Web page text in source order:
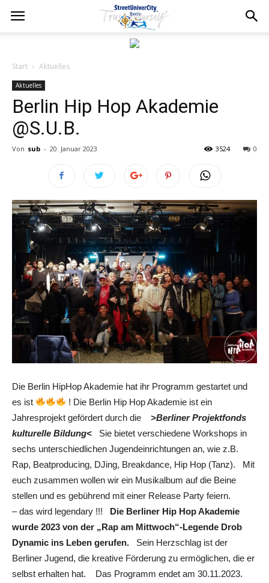
Start Aktuelles
Aktuelles
Berlin Hip Hop Akademie
@S.U.B.
Von sub - 20. Januar 2023 0
3524
Die Berlin HipHop Akademie hat ihr Programm gestartet und
es ist
! Die Berlin Hip Hop Akademie ist ein
Jahresprojekt gefördert durch die >Berliner Projektfonds
kulturelle Bildung< Sie bietet verschiedene Workshops in
sechs unterschiedlichen Jugendeinrichtungen an, wie z.B.
Rap, Beatproducing, DJing, Breakdance, Hip Hop (Tanz). Mit
euch zusammen wollen wir ein Musikalbum auf die Beine
stellen und es gebührend mit einer Release Party feiern.
– das wird legendary !!! Die Berliner Hip Hop Akademie
wurde 2023 von der „Rap am Mittwoch“-Legende Drob
Dynamic ins Leben gerufen.
Sein Herzschlag ist der
Berliner Jugend, die kreative Förderung zu ermöglichen, die er
selbst erhalten hat. Das Programm endet am 30.11.2023.